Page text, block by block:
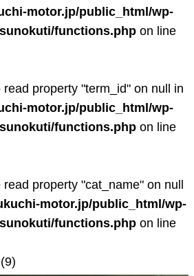
motor.jp/public_html/wp-
functions.php on line
read property "term_id" on null in
motor.jp/public_html/wp-
functions.php on line
property "cat_name" on null
motor.jp/public_html/wp-
functions.php on line